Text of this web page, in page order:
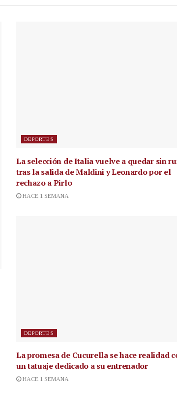
DEPORTES
La selección de Italia vuelve a quedar sin
tras la salida de Maldini y Leonardo por el
rechazo a Pirlo
HACE 1 SEMANA
DEPORTES
La promesa de Cucurella se hace realidad
un tatuaje dedicado a su entrenador
HACE 1 SEMANA